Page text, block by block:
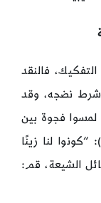
فالنقد
شرط نضجه، وقد
لمسوا فجوة بين
“كونوا لنا زينًا
الشيعة، قم: